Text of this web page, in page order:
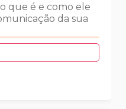
que é e como ele
da sua